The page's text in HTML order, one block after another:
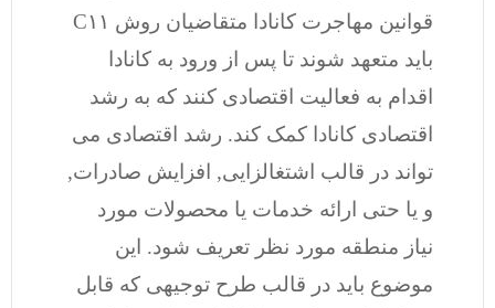
قوانین مهاجرت کانادا متقاضیان روش C۱۱
باید متعهد شوند تا پس از ورود به کانادا
اقدام به فعالیت اقتصادی کنند که به رشد
اقتصادی کانادا کمک کند. رشد اقتصادی می
تواند در قالب اشتغالزایی, افزایش صادرات,
و یا حتی ارائه خدمات یا محصولات مورد
نیاز منطقه مورد نظر تعریف شود. این
موضوع باید در قالب طرح توجیهی که قابل